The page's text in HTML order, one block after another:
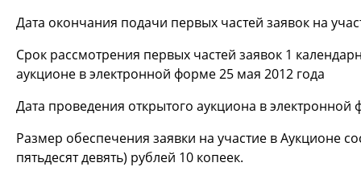
Дата окончания подачи первых частей заявок на
Срок рассмотрения первых частей заявок 1
аукционе в электронной форме 25 мая 2012 года
Дата проведения открытого аукциона в электронной
Размер обеспечения заявки на участие в Аукционе
пятьдесят девять) рублей 10 копеек.